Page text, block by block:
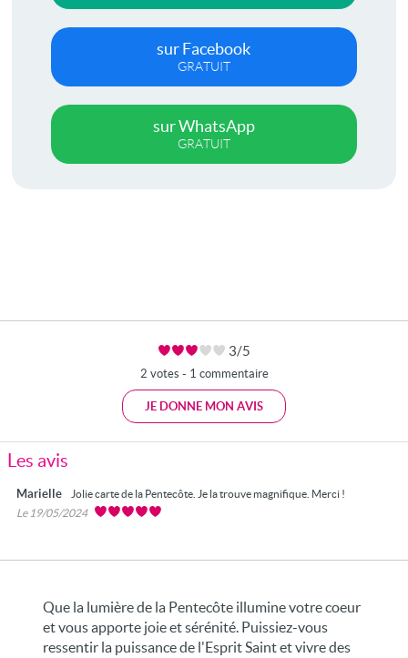
sur Facebook
GRATUIT
sur WhatsApp
GRATUIT
3/5
2 votes - 1 commentaire
JE DONNE MON AVIS
Les avis
Marielle
Jolie carte de la Pentecôte. Je la trouve magnifique. Merci !
Le 19/05/2024
Que la lumière de la Pentecôte illumine votre coeur
et vous apporte joie et sérénité. Puissiez-vous
ressentir la puissance de l'Esprit Saint et vivre des